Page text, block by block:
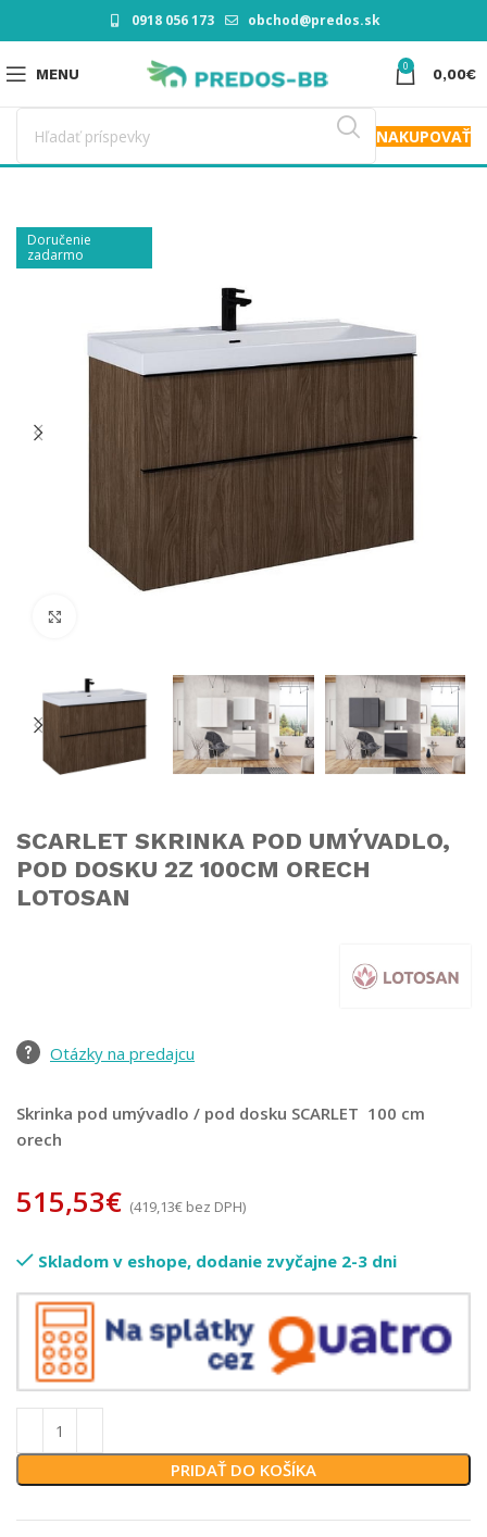
0918 056 173 obchod@predos.sk
MENU 0 0,00€
NAKUPOVAŤ
Doručenie
zadarmo
SCARLET SKRINKA POD UMÝVADLO,
POD DOSKU 2Z 100CM ORECH
LOTOSAN
Otázky na predajcu
Skrinka pod umývadlo / pod dosku SCARLET 100 cm
orech
515,53€ (419,13€ bez DPH)
Skladom v eshope, dodanie zvyčajne 2-3 dni
PRIDAŤ DO KOŠÍKA